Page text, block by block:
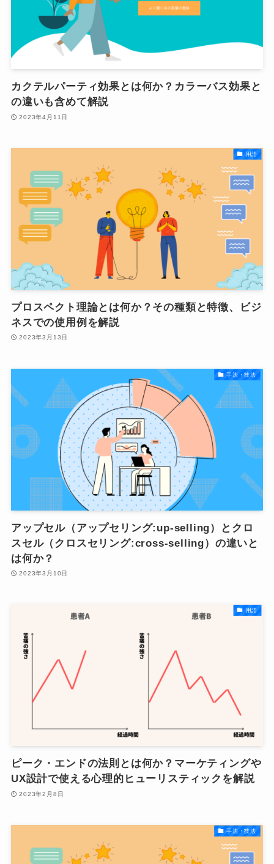
カクテルパーティ効果とは何か？カラーバス効果と
の違いも含めて解説
2023年4月11日
用語
プロスペクト理論とは何か？その種類と特徴、ビジ
ネスでの使用例を解説
2023年3月13日
手法・技法
アップセル（アップセリング:up-selling）とクロ
スセル（クロスセリング:cross-selling）の違いと
は何か？
2023年3月10日
用語
ピーク・エンドの法則とは何か？マーケティングや
UX設計で使える心理的ヒューリスティックを解説
2023年2月8日
手法・技法